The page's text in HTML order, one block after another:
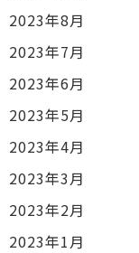
2023年8月
2023年7月
2023年6月
2023年5月
2023年4月
2023年3月
2023年2月
2023年1月